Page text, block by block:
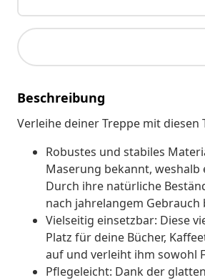
Beschreibung
Verleihe deiner Treppe mit
Robustes und stabiles
Maserung bekannt,
Durch ihre natürliche
nach jahrelangem Gebrauch
Vielseitig einsetzbar: Diese
Platz für deine Bücher,
auf und verleiht ihm sowohl
Pflegeleicht: Dank der